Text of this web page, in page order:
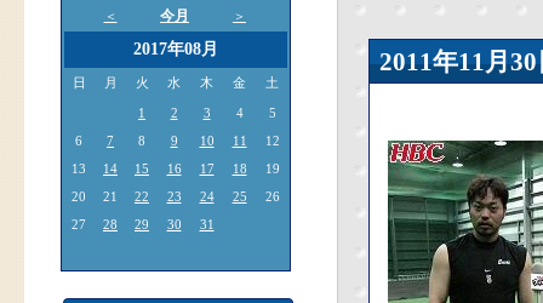
＜ 今月 ＞
2017年08月
日 月 火 水 木 金 土
1 2 3 4
5
6
7 8 9 10 11
12
13
14 15 16 17 18
19
20
21 22 23 24 25
26
27
28 29 30 31
2011年11